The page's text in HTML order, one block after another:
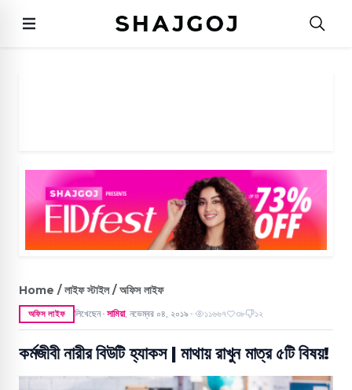
Home / লাইফ স্টাইল / অফিস লাইফ
অফিস লাইফ লিখেছেন ● সামিয়া, নভেম্বর ০৪, ২০১৯ ● ১১৬৬৭ ৩৮ ১২
কর্মজীবী নারীর বিউটি হ্যাকস | মাথায় রাখুন মাত্র ৫টি বিষয়!